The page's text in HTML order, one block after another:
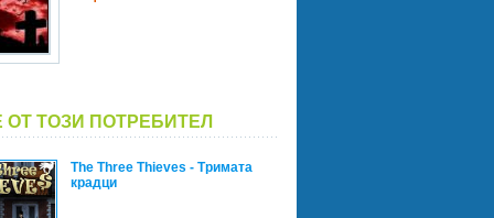
ТОЗИ ПОТРЕБИТЕЛ
The Three Thieves - Тримата
крадци